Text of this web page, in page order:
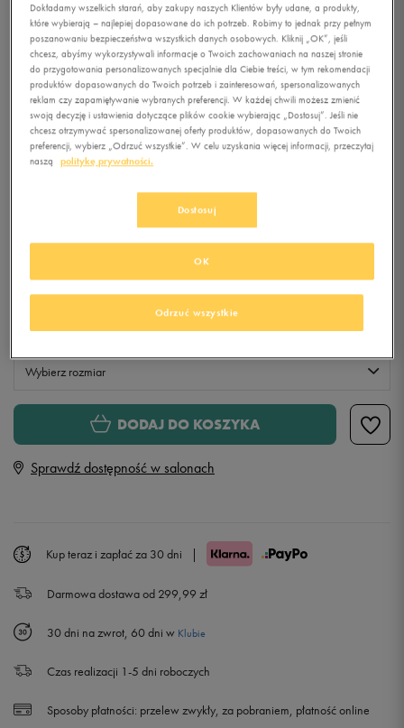
ADIDAS BARREDA
DECODE
4.8 (53 )
289,99zł -25% (cena bezpośrednio przed promocją)
224,99zł -3%(najniższa cena od momentu wprowadzenia produktu)
217,49złz Vat
Kolor:bordowy
Wybierz rozmiar
Rozmiary EU
38 2/3 24 cm
40 25 cm Powiadom o dostępności
40 2/3 25,5 cm
41 1/3 26 cm
DODAJ DO KOSZYKA
Sprawdź dostępność w salonach
Kup teraz i zapłać za 30 dni |
Darmowa dostawa od 299,99 zł
30 dni na zwrot, 60 dni w Klubie
Czas realizacji 1-5 dni roboczych
Sposoby płatności: przelew zwykły, za pobraniem, płatność online
Dokładamy wszelkich starań, aby zakupy naszych Klientów były udane, a produkty,
które wybierają – najlepiej dopasowane do ich potrzeb. Robimy to jednak przy pełnym
poszanowaniu bezpieczeństwa wszystkich danych osobowych. Kliknij „OK”, jeśli
chcesz, abyśmy wykorzystywali informacje o Twoich zachowaniach na naszej stronie
do przygotowania personalizowanych specjalnie dla Ciebie treści, w tym rekomendacji
produktów dopasowanych do Twoich potrzeb i zainteresowań, spersonalizowanych
reklam czy zapamiętywanie wybranych preferencji. W każdej chwili możesz zmienić
swoją decyzję i ustawienia dotyczące plików cookie wybierając „Dostosuj”. Jeśli nie
chcesz otrzymywać spersonalizowanej oferty produktów, dopasowanych do Twoich
preferencji, wybierz „Odrzuć wszystkie”. W celu uzyskania więcej informacji, przeczytaj
naszą
politykę prywatności.
Dostosuj
Odrzuć wszystkie
OK